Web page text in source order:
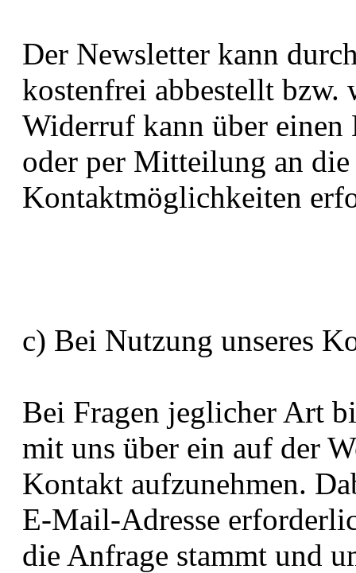
Der Newsletter kann
kostenfrei abbestellt bzw.
Widerruf kann über
oder per Mitteilung an die
Kontaktmöglichkeiten
c) Bei Nutzung unseres
Bei Fragen jeglicher Art
mit uns über ein auf der
Kontakt aufzunehmen.
E-Mail-Adresse
die Anfrage stammt und